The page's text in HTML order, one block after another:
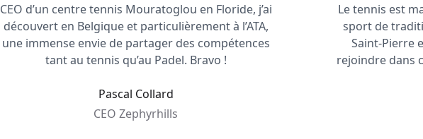
CEO d’un centre tennis Mouratoglou en Floride, j’ai
découvert en Belgique et particulièrement à l’ATA,
une immense envie de partager des compétences
tant au tennis qu’au Padel. Bravo !
Pascal Collard
CEO Zephyrhills
Le tennis est
sport de
Saint-Pierre
rejoindre dans